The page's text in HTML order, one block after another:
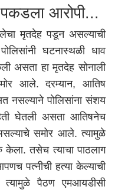
आरोपी...
मृतदेह पडून असल्याची
घटनास्थळी धाव
असता हा मृतदेह सोनाली
आले. दरम्यान, आतिष
नसल्याने पोलिसांना संशय
घेतली असता आतिषनेच
समोर आले. त्यामुळे
केला. तसेच त्याचा पाठलाग
पत्नीची हत्या केल्याची
त्यामुळे पैठण एमआयडीसी